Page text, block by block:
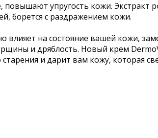
упругость кожи.
борется с раздражением кожи.
влияет на состояние вашей кожи,
и дряблость. Новый крем
и дарит вам кожу, которая